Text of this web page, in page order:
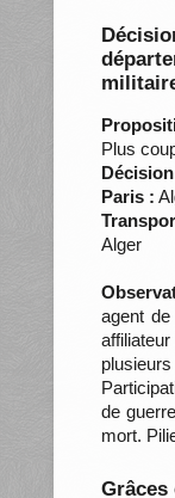
Plus
Paris :
Alger
agent de
de
mort.
Grâces